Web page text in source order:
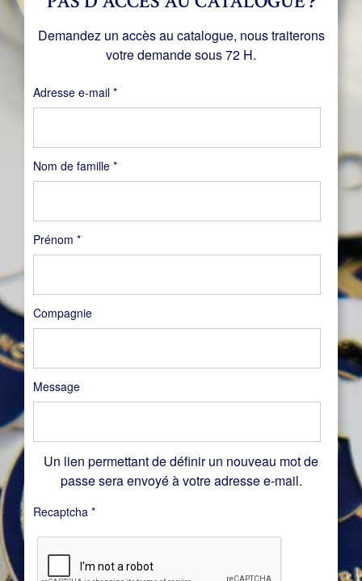
Nom de famille *
Prénom *
Compagnie
Message
Demandez un accès au catalogue, nous traiterons
votre demande sous 72 H.
Adresse e-mail *Obligatoire
Un lien permettant de définir un nouveau mot de
passe sera envoyé à votre adresse e-mail.
Recaptcha *